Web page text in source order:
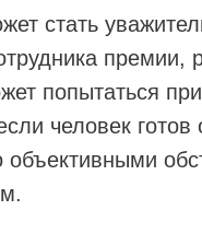
стать
премии,
попытаться
человек